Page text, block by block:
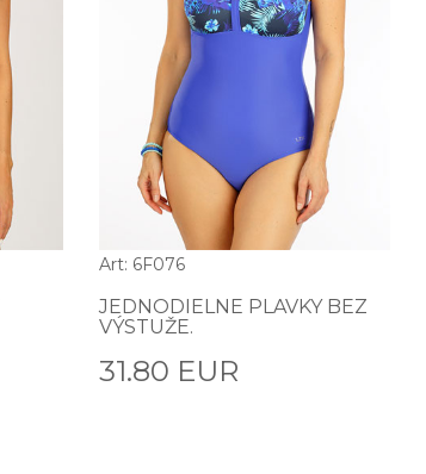
Art: 6F076
JEDNODIELNE PLAVKY BEZ
VÝSTUŽE.
31.80 EUR